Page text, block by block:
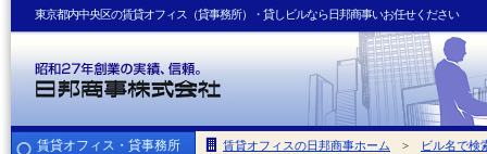
東京都内中央区の賃貸オフィス（貸事務所）・貸しビルなら日邦商事いお任せください
賃貸オフィスの日邦商事ホーム > ビル名で検
賃貸オフィス・貸事務所